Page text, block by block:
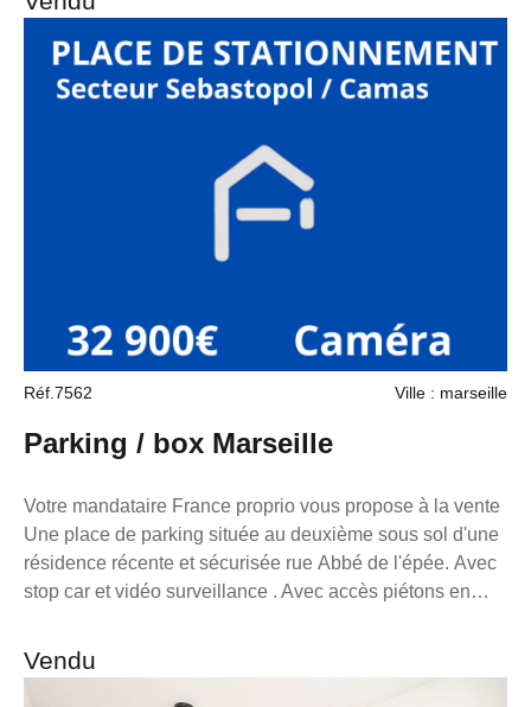
Réf.7562 Ville : marseille
Parking / box Marseille
Votre mandataire France proprio vous propose à la vente
Une place de parking située au deuxième sous sol d'une
résidence récente et sécurisée rue Abbé de l'épée. Avec
stop car et vidéo surveillance . Avec accès piétons en
l'emplacement est idéal à deux min à pied de la place
Sébastopol et du boulevard chave. Longueur 5m largeur
Vendu